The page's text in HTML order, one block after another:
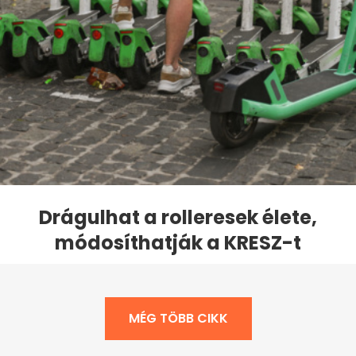
Drágulhat a rolleresek élete,
módosíthatják a KRESZ-t
MÉG TÖBB CIKK